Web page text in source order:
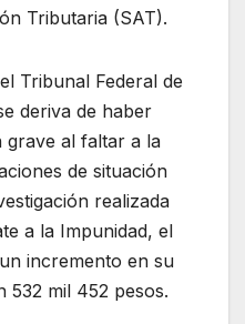
Tributaria (SAT).
Tribunal Federal de
deriva de haber
grave al faltar a la
de situación
realizada
a la Impunidad, el
incremento en su
532 mil 452 pesos.